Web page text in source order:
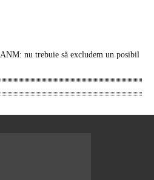
nu trebuie să excludem un posibil